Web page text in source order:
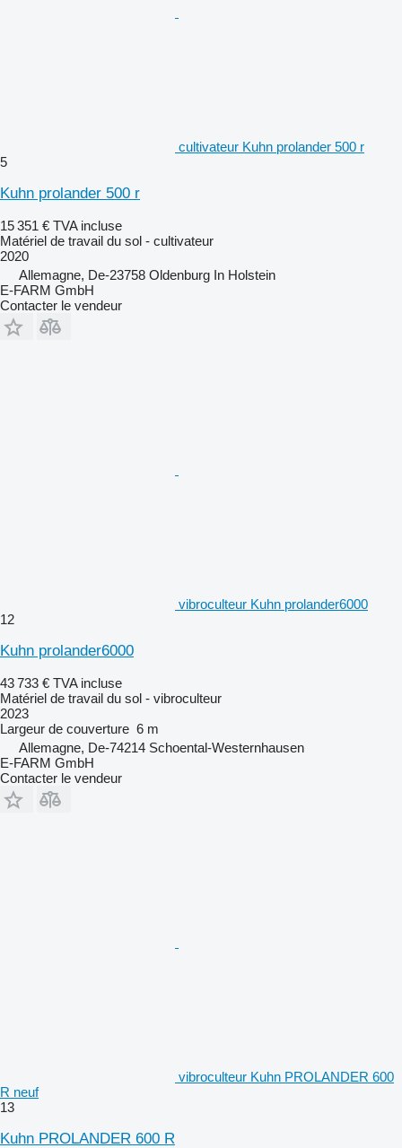
cultivateur Kuhn prolander 500 r
5
Kuhn prolander 500 r
15 351 € TVA incluse
Matériel de travail du sol - cultivateur
2020
Allemagne, De-23758 Oldenburg In Holstein
E-FARM GmbH
Contacter le vendeur
vibroculteur Kuhn prolander6000
12
Kuhn prolander6000
43 733 € TVA incluse
Matériel de travail du sol - vibroculteur
2023
Largeur de couverture 6 m
Allemagne, De-74214 Schoental-Westernhausen
E-FARM GmbH
Contacter le vendeur
vibroculteur Kuhn PROLANDER 600
R neuf
13
Kuhn PROLANDER 600 R